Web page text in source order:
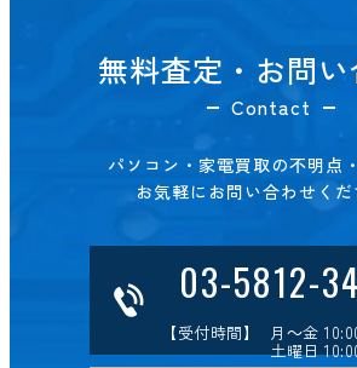
無料査定・お問
Contact
パソコン・家電買取の不明点
お気軽にお問い合わせくだ
03-5812-
【受付時間】 月～金
土曜日